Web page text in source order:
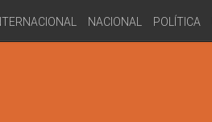
NACIONAL POLÍTICA